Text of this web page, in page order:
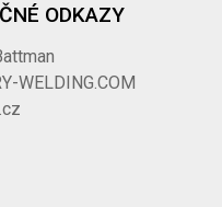
ODKAZY
WELDING.COM